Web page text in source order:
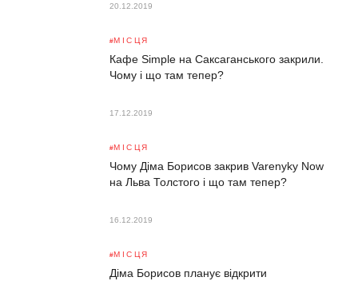
20.12.2019
МІСЦЯ
Кафе Simple на Саксаганського закрили.
Чому і що там тепер?
17.12.2019
МІСЦЯ
Чому Діма Борисов закрив Varenyky Now
на Льва Толстого і що там тепер?
16.12.2019
МІСЦЯ
Діма Борисов планує відкрити